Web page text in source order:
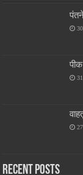
Recent Posts